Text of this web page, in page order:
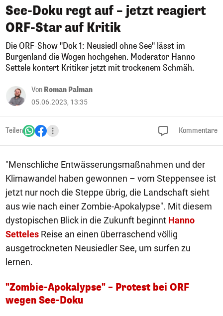
See-Doku regt auf – jetzt reagiert
ORF-Star auf Kritik
Die ORF-Show "Dok 1: Neusiedl ohne See" lässt im
Burgenland die Wogen hochgehen. Moderator Hanno
Settele kontert Kritiker jetzt mit trockenem Schmäh.
Von Roman Palman
05.06.2023, 13:35
Teilen Kommentare
"Menschliche Entwässerungsmaßnahmen und der
Klimawandel haben gewonnen – vom Steppensee ist
jetzt nur noch die Steppe übrig, die Landschaft sieht
aus wie nach einer Zombie-Apokalypse". Mit diesem
dystopischen Blick in die Zukunft beginnt Hanno
Setteles Reise an einen überraschend völlig
ausgetrockneten Neusiedler See, um surfen zu
lernen.
"Zombie-Apokalypse" – Protest bei ORF
wegen See-Doku